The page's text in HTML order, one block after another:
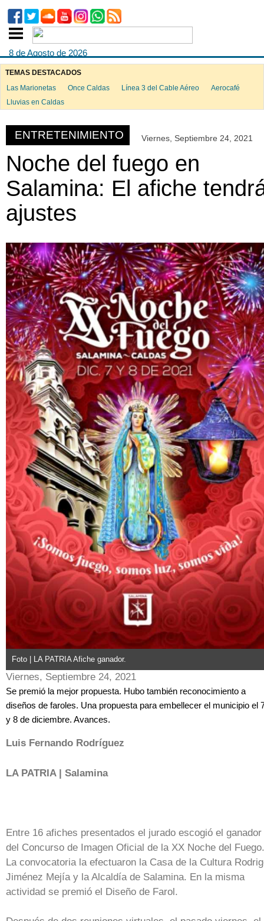
8 de Agosto de 2026
TEMAS DESTACADOS
Las Marionetas
Once Caldas Línea 3 del Cable Aéreo
Aerocafé
Lluvias en Caldas
ENTRETENIMIENTO Viernes, Septiembre 24, 2021
Noche del fuego en
Salamina: El afiche
ajustes
Foto | LA PATRIA Afiche ganador.
Viernes, Septiembre 24, 2021
Se premió la mejor propuesta. Hubo también reconocimiento a
diseños de faroles. Una propuesta para embellecer el municipio el
y 8 de diciembre. Avances.
Luis Fernando Rodríguez
LA PATRIA | Salamina
Entre 16 afiches presentados el jurado escogió el ganador
del Concurso de Imagen Oficial de la XX Noche del Fuego.
La convocatoria la efectuaron la Casa de la Cultura
Jiménez Mejía y la Alcaldía de Salamina. En la misma
actividad se premió el Diseño de Farol.